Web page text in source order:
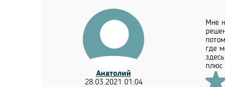
Анатолий
28.03.2021 01:04
Мне
где
плюс